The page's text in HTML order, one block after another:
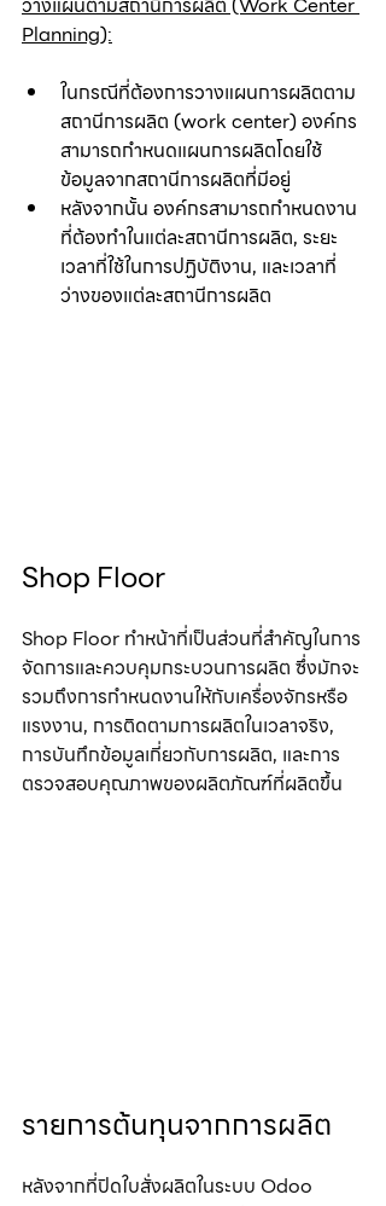
Planning):
ในกรณีที่ต้องการวางแผนการผลิตตาม
สถานีการผลิต (work center) องค์กร
สามารถกำหนดแผนการผลิตโดยใช้
ข้อมูลจากสถานีการผลิตที่มีอยู่
หลังจากนั้น องค์กรสามารถกำหนดงาน
ที่ต้องทำในแต่ละสถานีการผลิต, ระยะ
เวลาที่ใช้ในการปฏิบัติงาน, และเวลาที่
ว่างของแต่ละสถานีการผลิต
Shop Floor
Shop Floor ทำหน้าที่เป็นส่วนที่สำคัญในการ
จัดการและควบคุมกระบวนการผลิต ซึ่งมักจะ
รวมถึงการกำหนดงานให้กับเครื่องจักรหรือ
แรงงาน, การติดตามการผลิตในเวลาจริง,
การบันทึกข้อมูลเกี่ยวกับการผลิต, และการ
ตรวจสอบคุณภาพของผลิตภัณฑ์ที่ผลิตขึ้น
รายการต้นทุนจากการผลิต
หลังจากที่ปิดใบสั่งผลิตในระบบ Odoo